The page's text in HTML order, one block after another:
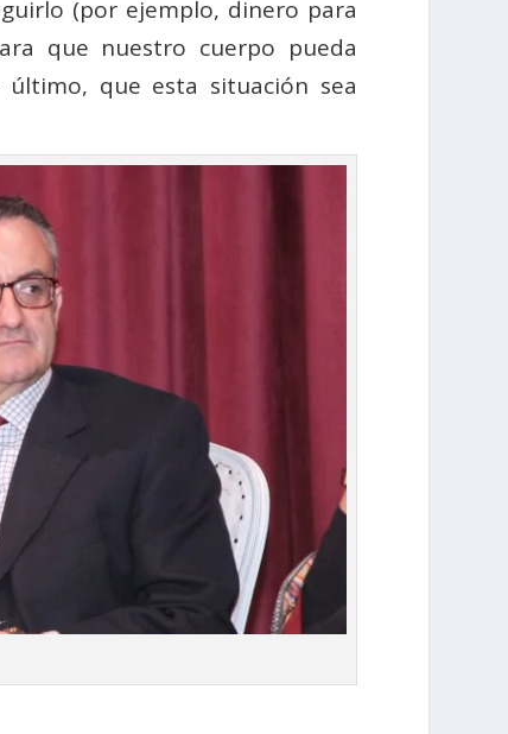
(por ejemplo, dinero para
que nuestro cuerpo pueda
que esta situación sea